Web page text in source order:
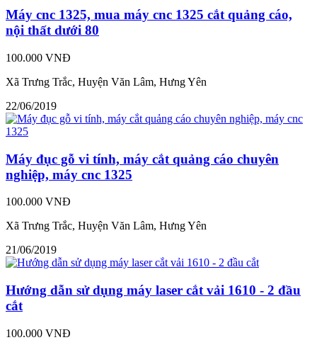
Máy cnc 1325, mua máy cnc 1325 cắt quảng cáo,
nội thất dưới 80
100.000 VNĐ
Xã Trưng Trắc, Huyện Văn Lâm, Hưng Yên
22/06/2019
Máy đục gỗ vi tính, máy cắt quảng cáo chuyên
nghiệp, máy cnc 1325
100.000 VNĐ
Xã Trưng Trắc, Huyện Văn Lâm, Hưng Yên
21/06/2019
Hướng dẫn sử dụng máy laser cắt vải 1610 - 2 đầu
cắt
100.000 VNĐ